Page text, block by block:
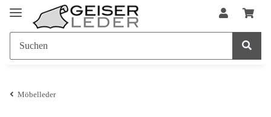
Möbelleder